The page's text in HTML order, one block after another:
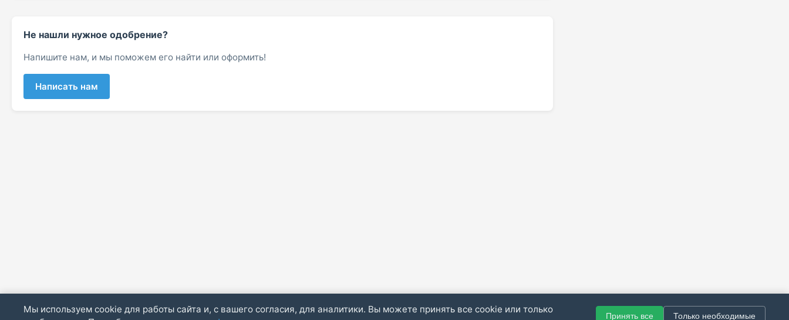
Не нашли нужное одобрение?
Напишите нам, и мы поможем его найти или оформить!
Написать нам
Мы используем cookie для работы сайта и, с вашего согласия, для аналитики. Вы можете принять все cookie или только
Принять все Только необходимые